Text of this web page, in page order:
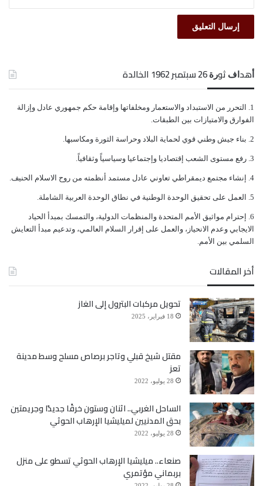
ﺃﻫﺪﺍﻑ ﺛﻮﺭﺓ 26 ﺳﺒﺘﻤﺒﺮ 1962 الخالدة
ﺍﻟﺘﺤﺮﺭ ﻣﻦ ﺍﻻﺳﺘﺒﺪﺍﺩ ﻭﺍﻻﺳﺘﻌﻤﺎﺭ ﻭﻣﺨﻠﻔﺎﺗﻬﺎ ﻭﺇﻗﺎﻣﺔ ﺣﻜﻢ ﺟﻤﻬﻮﺭﻱ ﻋﺎﺩﻝ ﻭﺇﺯﺍﻟﺔ
ﺍﻟﻔﻮﺍﺭﻕ ﻭﺍﻻﻣﺘﻴﺎﺯﺍﺕ ﺑﻴﻦ ﺍﻟﻄﺒﻘﺎﺕ.
ﺑﻨﺎﺀ ﺟﻴﺶ ﻭﻃﻨﻲ ﻗﻮﻱ ﻟﺤﻤﺎﻳﺔ ﺍﻟﺒﻼﺩ ﻭﺣﺮﺍﺳﺔ ﺍﻟﺜﻮﺭﺓ ﻭﻣﻜﺎﺳﺒﻬﺎ.
ﺭﻓﻊ ﻣﺴﺘﻮﻯ ﺍﻟﺸﻌﺐ ﺇﻗﺘﺼﺎﺩﻳﺎ ﻭﺇﺟﺘﻤﺎﻋﻴﺎ ﻭﺳﻴﺎﺳﻴﺎً ﻭﺛﻘﺎﻓﻴﺎً.
ﺇﻧﺸﺎﺀ ﻣﺠﺘﻤﻊ ﺩﻳﻤﻘﺮﺍﻃﻲ ﺗﻌﺎﻭﻧﻲ ﻋﺎﺩﻝ ﻣﺴﺘﻤﺪ ﺃﻧﻈﻤﺘﻪ ﻣﻦ ﺭﻭﺡ ﺍﻻﺳﻼﻡ ﺍﻟﺤﻨﻴﻒ.
ﺍﻟﻌﻤﻞ ﻋﻠﻰ ﺗﺤﻘﻴﻖ ﺍﻟﻮﺣﺪﺓ ﺍﻟﻮﻃﻨﻴﺔ ﻓﻲ ﻧﻄﺎﻕ ﺍﻟﻮﺣﺪﺓ ﺍﻟﻌﺮﺑﻴﺔ ﺍﻟﺸﺎﻣﻠﺔ.
ﺇﺣﺘﺮﺍﻡ ﻣﻮﺍﺛﻴﻖ الأﻣﻢ ﺍﻟﻤﺘﺤﺪﺓ ﻭﺍﻟﻤﻨﻈﻤﺎﺕ ﺍﻟﺪﻭﻟﻴﺔ، ﻭﺍﻟﺘﻤﺴﻚ ﺑﻤﺒﺪﺃ ﺍﻟﺤﻴﺎﺩ
ﺍﻻﻳﺠﺎﺑﻲ ﻭﻋﺪﻡ ﺍﻻﻧﺤﻴﺎﺯ، ﻭﺍﻟﻌﻤﻞ ﻋﻠﻰ ﺇﻗﺮﺍﺭ ﺍﻟﺴﻼﻡ ﺍﻟﻌﺎﻟﻤﻲ، ﻭﺗﺪﻋﻴﻢ ﻣﺒﺪﺃ ﺍﻟﺘﻌﺎﻳﺶ
ﺍﻟﺴﻠﻤﻲ ﺑﻴﻦ ﺍﻷﻣﻢ.
أخر المقالات
تحويل مركبات البترول إلى الغاز
18 فبراير، 2025
مقتل شيخ قبلي وتاجر برصاص مسلح وسط مدينة
تعز
28 يوليو، 2022
الساحل الغربي.. اثنان وستون خرقًا جديدًا وجريمتين
بحق المدنيين لميليشيا الإرهاب الحوثي
28 يوليو، 2022
صنعاء.. ميليشيا الإرهاب الحوثي تسطو على منزل
بربماني مؤتمري